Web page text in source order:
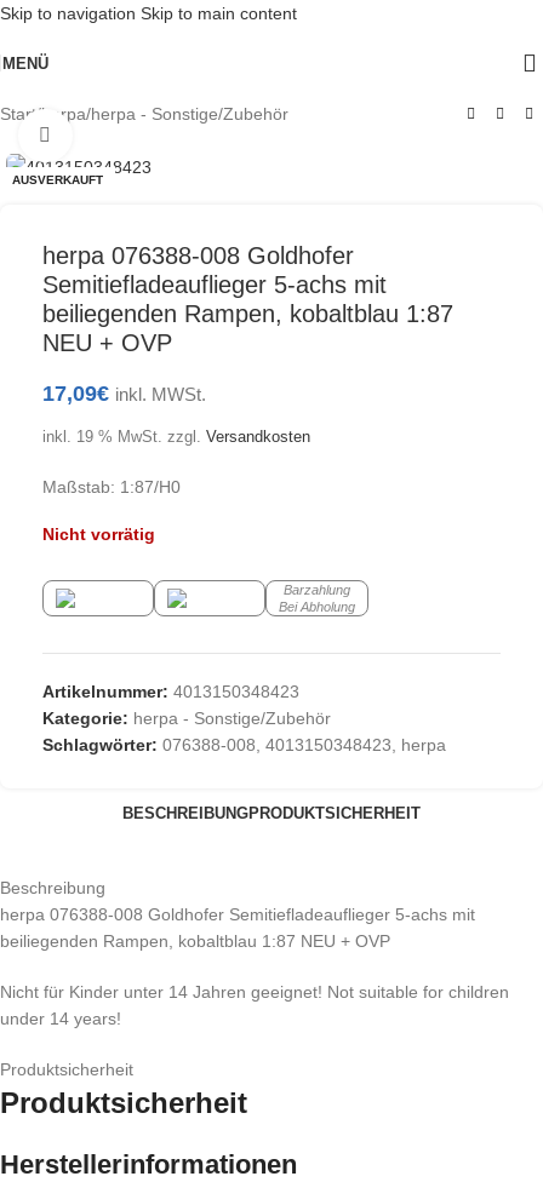
Skip to navigation Skip to main content
MENÜ
Start/herpa/herpa - Sonstige/Zubehör
AUSVERKAUFT
herpa 076388-008 Goldhofer
Semitiefladeauflieger 5-achs mit
beiliegenden Rampen, kobaltblau 1:87
NEU + OVP
17,09€ inkl. MWSt.
inkl. 19 % MwSt. zzgl. Versandkosten
Maßstab: 1:87/H0
Nicht vorrätig
Barzahlung
Bei Abholung
Artikelnummer: 4013150348423
Kategorie: herpa - Sonstige/Zubehör
Schlagwörter: 076388-008, 4013150348423, herpa
BESCHREIBUNGPRODUKTSICHERHEIT
Beschreibung
herpa 076388-008 Goldhofer Semitiefladeauflieger 5-achs mit
beiliegenden Rampen, kobaltblau 1:87 NEU + OVP
Nicht für Kinder unter 14 Jahren geeignet! Not suitable for children
under 14 years!
Produktsicherheit
Produktsicherheit
Herstellerinformationen